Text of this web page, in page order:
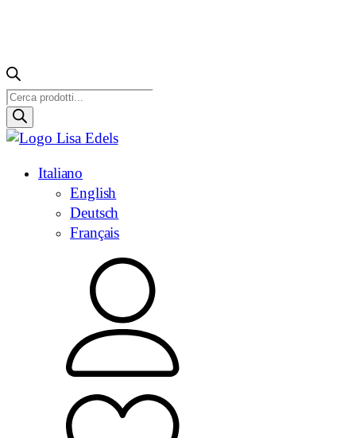
Ricerca
prodotti
Italiano
English
Deutsch
Français